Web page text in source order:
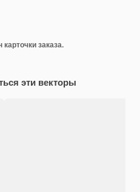
заказа.
эти векторы